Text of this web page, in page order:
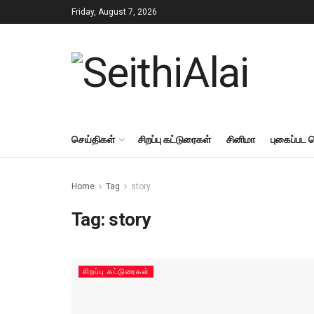
Friday, August 7, 2026
செய்திகள் சிறப்பு கட்டுரைகள் சினிமா புகைப்பட
Home Tag story
Tag: story
சிறப்பு கட்டுரைகள்